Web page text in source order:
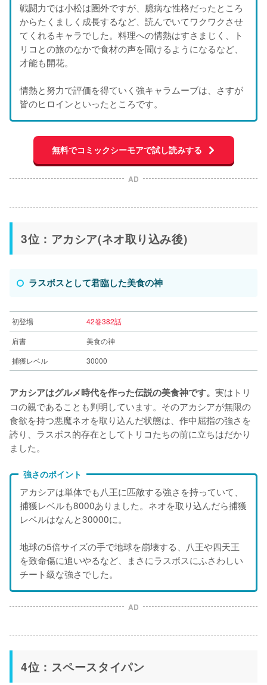
戦闘力では小松は圏外ですが、臆病な性格だったところ
からたくましく成長するなど、読んでいてワクワクさせ
てくれるキャラでした。料理への情熱はすさまじく、ト
リコとの旅のなかで食材の声を聞けるようになるなど、
才能も開花。
情熱と努力で評価を得ていく強キャラムーブは、さすが
皆のヒロインといったところです。
無料でコミックシーモアで試し読みする
AD
3位：アカシア(ネオ取り込み後)
ラスボスとして君臨した美食の神
初登場
42巻382話
肩書
美食の神
捕獲レベル
30000
アカシアはグルメ時代を作った伝説の美食神です。 実はトリ
コの親であることも判明しています。そのアカシアが無限の
食欲を持つ悪魔ネオを取り込んだ状態は、作中屈指の強さを
誇り、ラスボス的存在としてトリコたちの前に立ちはだかり
ました。
強さのポイント
アカシアは単体でも八王に匹敵する強さを持っていて、
捕獲レベルも8000ありました。ネオを取り込んだら捕獲
レベルはなんと30000に。
地球の5倍サイズの手で地球を崩壊する、八王や四天王
を致命傷に追いやるなど、まさにラスボスにふさわしい
チート級な強さでした。
AD
4位：スペースタイパン